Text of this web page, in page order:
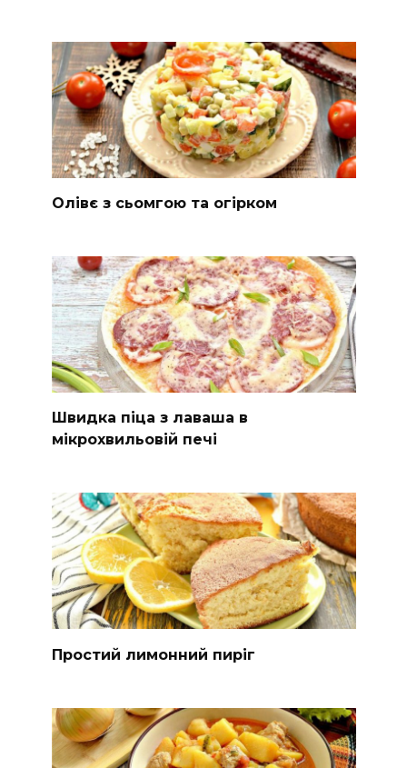
Олівє з сьомгою та огірком
Швидка піца з лаваша в
мікрохвильовій печі
Простий лимонний пиріг